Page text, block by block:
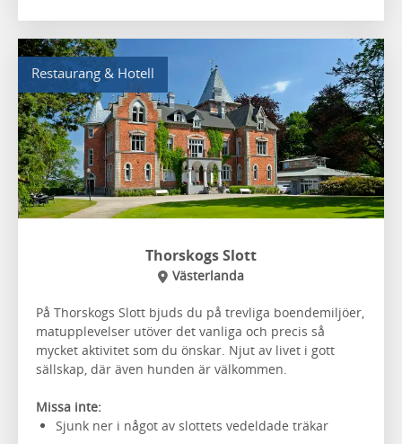
Restaurang & Hotell
Thorskogs Slott
Västerlanda
På Thorskogs Slott bjuds du på trevliga boendemiljöer,
matupplevelser utöver det vanliga och precis så
mycket aktivitet som du önskar. Njut av livet i gott
sällskap, där även hunden är välkommen.
Missa inte:
Sjunk ner i något av slottets vedeldade träkar